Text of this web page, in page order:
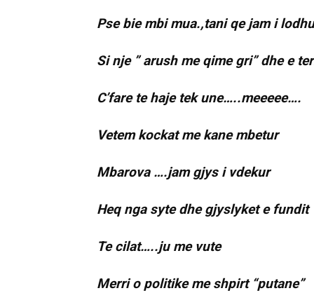
Pse bie mbi mua.,tani qe jam i
Si nje ” arush me qime gri” dhe e
C’fare te haje tek une…..meeeee….
Vetem kockat me kane mbetur
Mbarova ….jam gjys i vdekur
Heq nga syte dhe gjyslyket e fundit
Te cilat…..ju me vute
Merri o politike me shpirt “putane”